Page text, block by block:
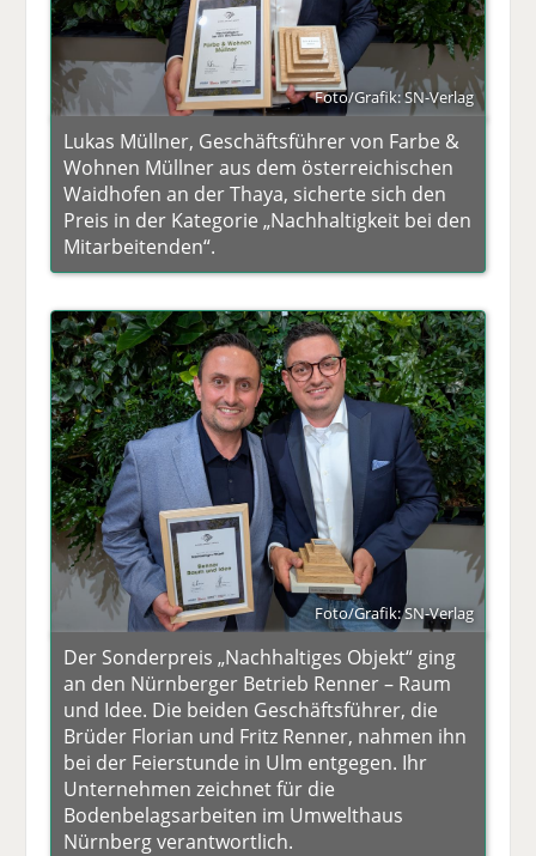
Foto/Grafik: SN-Verlag
Lukas Müllner, Geschäftsführer von Farbe &
Wohnen Müllner aus dem österreichischen
Waidhofen an der Thaya, sicherte sich den
Preis in der Kategorie „Nachhaltigkeit bei den
Mitarbeitenden“.
Foto/Grafik: SN-Verlag
Der Sonderpreis „Nachhaltiges Objekt“ ging
an den Nürnberger Betrieb Renner – Raum
und Idee. Die beiden Geschäftsführer, die
Brüder Florian und Fritz Renner, nahmen ihn
bei der Feierstunde in Ulm entgegen. Ihr
Unternehmen zeichnet für die
Bodenbelagsarbeiten im Umwelthaus
Nürnberg verantwortlich.